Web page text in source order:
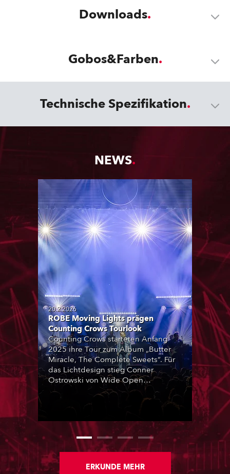
Downloads
Gobos&Farben
Technische Spezifikation
NEWS
20.2.2026
ROBE Moving Lights prägen
Counting Crows Tourlook
Counting Crows starteten Anfang
2025 ihre Tour zum Album „Butter
Miracle, The Complete Sweets“. Für
das Lichtdesign stieg Conner
Ostrowski von Wide Open
Productions als Lichtdesigner ins
Kreativteam ein und setzte den
Beleuchtung, da keine
Videoelemente auf der Bühne
vorgesehen waren.
ERKUNDE MEHR